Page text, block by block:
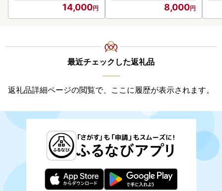
14,000 8,000
最近チェックした返礼品
返礼品詳細ページの閲覧で、ここに履歴が表示されます。